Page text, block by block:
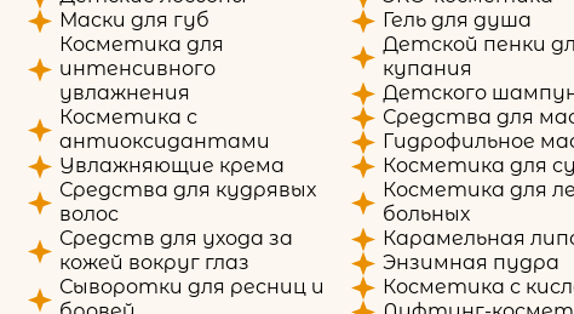
Маски для губ
Косметика для
интенсивного
увлажнения
Косметика с
антиоксидантами
Увлажняющие крема
Средства для кудрявых
волос
Средств для ухода за
кожей вокруг глаз
Сыворотки для ресниц и
Гель для душа
Детской пенки
купания
Детского
Средства для
Гидрофильное
Косметика для
Косметика для
больных
Карамельная
Энзимная пудра
Косметика с